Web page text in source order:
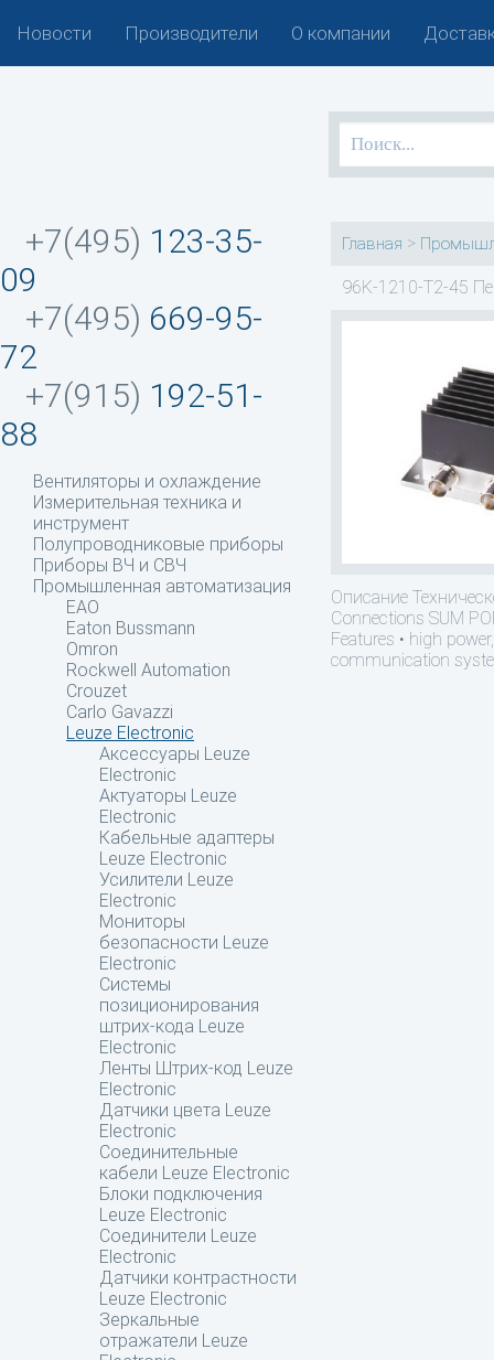
Новости Производители О компании
+7(495) 123-35-
09
+7(495) 669-95-
72
+7(915) 192-51-
88
Вентиляторы и охлаждение
Измерительная техника и
инструмент
Полупроводниковые приборы
Приборы ВЧ и СВЧ
Промышленная автоматизация
EAO
Eaton Bussmann
Omron
Rockwell Automation
Crouzet
Carlo Gavazzi
Leuze Electronic
Аксессуары Leuze
Electronic
Актуаторы Leuze
Electronic
Кабельные адаптеры
Leuze Electronic
Усилители Leuze
Electronic
Мониторы
безопасности Leuze
Electronic
Системы
позиционирования
штрих-кода Leuze
Electronic
Ленты Штрих-код Leuze
Electronic
Датчики цвета Leuze
Electronic
Соединительные
кабели Leuze Electronic
Блоки подключения
Leuze Electronic
Соединители Leuze
Electronic
Датчики контрастности
Leuze Electronic
Зеркальные
отражатели Leuze
Главная >
96K-1210-T2-45
Описание
Connections SUM
Features • high
communication